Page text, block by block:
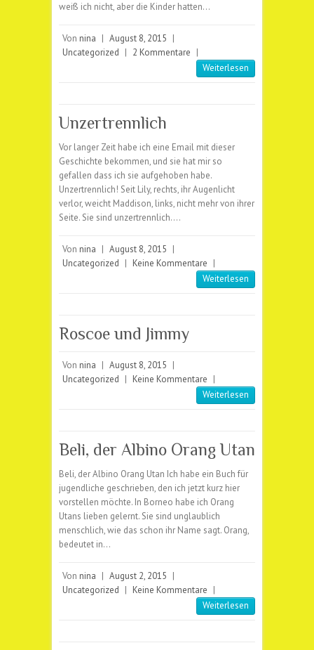
weiß ich nicht, aber die Kinder hatten…
Von nina | August 8, 2015 |
Uncategorized | 2 Kommentare |
Weiterlesen
Unzertrennlich
Vor langer Zeit habe ich eine Email mit dieser
Geschichte bekommen, und sie hat mir so
gefallen dass ich sie aufgehoben habe.
Unzertrennlich! Seit Lily, rechts, ihr Augenlicht
verlor, weicht Maddison, links, nicht mehr von ihrer
Seite. Sie sind unzertrennlich.…
Von nina | August 8, 2015 |
Uncategorized | Keine Kommentare |
Weiterlesen
Roscoe und Jimmy
Von nina | August 8, 2015 |
Uncategorized | Keine Kommentare |
Weiterlesen
Beli, der Albino Orang Utan
Beli, der Albino Orang Utan Ich habe ein Buch für
jugendliche geschrieben, den ich jetzt kurz hier
vorstellen möchte. In Borneo habe ich Orang
Utans lieben gelernt. Sie sind unglaublich
menschlich, wie das schon ihr Name sagt. Orang,
bedeutet in…
Von nina | August 2, 2015 |
Uncategorized | Keine Kommentare |
Weiterlesen